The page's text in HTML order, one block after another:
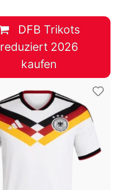
DFB Trikots
reduziert 2026
kaufen